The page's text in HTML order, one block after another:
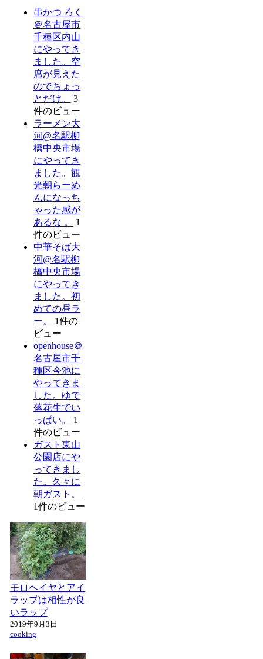
串かつ ろく
＠名古屋市
千種区内山
にやってき
ました。空
席が見えた
のでちょっ
とだけ。
3
件のビュー
ラーメン大
河@名駅柳
橋中央市場
にやってき
ました。観
光朝らーめ
んになっち
ゃった感が
あるな 。
1
件のビュー
中華そば大
河@名駅柳
橋中央市場
にやってき
ました。初
めての昼ラ
ー。
1件の
ビュー
openhouse＠
名古屋市千
種区今池に
やってきま
した。ゆで
落花生でい
っぱい。
1
件のビュー
ガスト東山
公園店にや
ってきまし
た。久々に
朝ガスト。
1件のビュー
モロヘイヤとアイ
ラップは相性が良
いラップ
2019年9月3日
cooking